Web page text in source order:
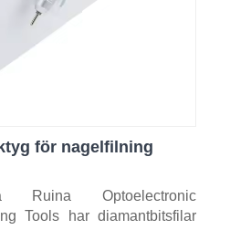
för nagelfilning
Ruina Optoelectronic
Tools har diamantbitsfilar